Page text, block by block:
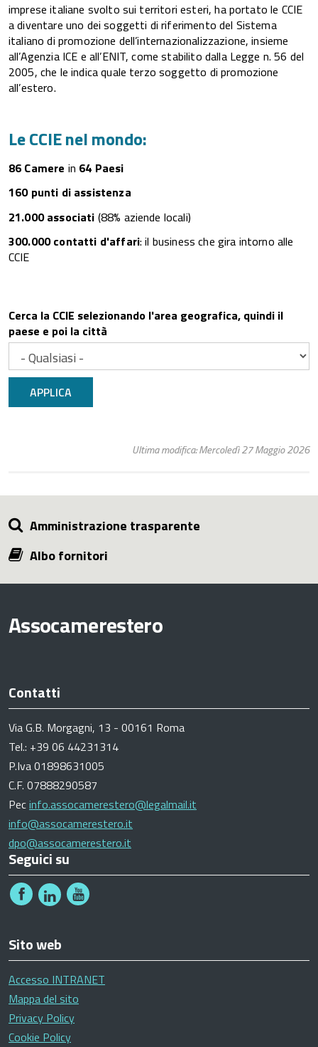
imprese italiane svolto sui territori esteri, ha portato le CCIE
a diventare uno dei soggetti di riferimento del Sistema
italiano di promozione dell’internazionalizzazione, insieme
all’Agenzia ICE e all’ENIT, come stabilito dalla Legge n. 56 del
2005, che le indica quale terzo soggetto di promozione
all’estero.
Le CCIE nel mondo:
86 Camere in 64 Paesi
160 punti di assistenza
21.000 associati (88% aziende locali)
300.000 contatti d'affari: il business che gira intorno alle
CCIE
Cerca la CCIE selezionando l'area geografica, quindi il
paese e poi la città
APPLICA
Ultima modifica: Mercoledì 27 Maggio 2026
Amministrazione trasparente
Albo fornitori
Assocamerestero
Contatti
Via G.B. Morgagni, 13 - 00161 Roma
Tel.: +39 06 44231314
P.Iva 01898631005
C.F. 07888290587
Pecinfo.assocamerestero@legalmail.it
info@assocamerestero.it
dpo@assocamerestero.it
Seguici su
Sito web
Accesso INTRANET
Mappa del sito
Privacy Policy
Cookie Policy